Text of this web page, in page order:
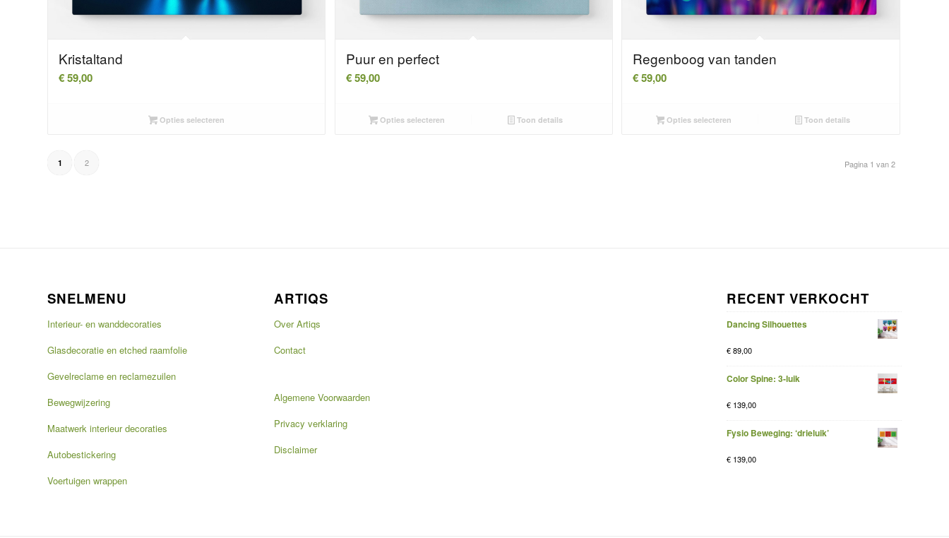
Kristaltand
€59,00
Opties selecteren
Puur en perfect
€59,00
Opties selecteren Toon details
Regenboog van tanden
€59,00
Opties selecteren Toon details
Pagina 1 van 2
1 2
SNELMENU
Interieur- en wanddecoraties
Glasdecoratie en etched raamfolie
Gevelreclame en reclamezuilen
Bewegwijzering
Maatwerk interieur decoraties
Autobestickering
Voertuigen wrappen
ARTIQS
Over Artiqs
Contact
Algemene Voorwaarden
Privacy verklaring
Disclaimer
RECENT VERKOCHT
Dancing Silhouettes
€89,00
Color Spine: 3-luik
€139,00
Fysio Beweging: ‘drieluik’
€139,00